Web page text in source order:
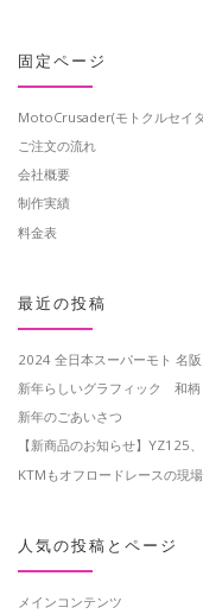
固定ページ
MotoCrusader(モトクルセイ
ご注文の流れ
会社概要
制作実績
料金表
最近の投稿
2024 全日本スーパーモト 名
新年らしいグラフィック 和柄
新年のごあいさつ
【新商品のお知らせ】YZ125
KTMもオフロードレースの現
人気の投稿とページ
メインコンテンツ